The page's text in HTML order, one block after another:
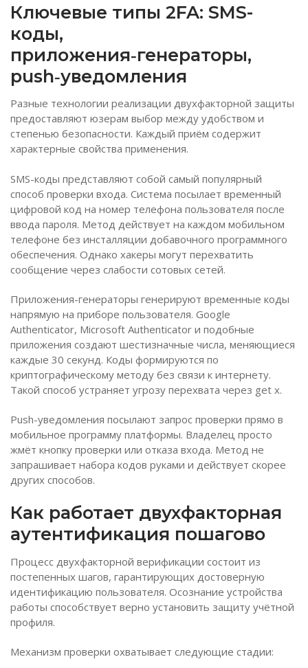
Ключевые типы 2FA: SMS-
коды,
приложения‑генераторы,
push‑уведомления
Разные технологии реализации двухфакторной защиты
предоставляют юзерам выбор между удобством и
степенью безопасности. Каждый приём содержит
характерные свойства применения.
SMS-коды представляют собой самый популярный
способ проверки входа. Система посылает временный
цифровой код на номер телефона пользователя после
ввода пароля. Метод действует на каждом мобильном
телефоне без инсталляции добавочного программного
обеспечения. Однако хакеры могут перехватить
сообщение через слабости сотовых сетей.
Приложения-генераторы генерируют временные коды
напрямую на приборе пользователя. Google
Authenticator, Microsoft Authenticator и подобные
приложения создают шестизначные числа, меняющиеся
каждые 30 секунд. Коды формируются по
криптографическому методу без связи к интернету.
Такой способ устраняет угрозу перехвата через get x.
Push-уведомления посылают запрос проверки прямо в
мобильное программу платформы. Владелец просто
жмёт кнопку проверки или отказа входа. Метод не
запрашивает набора кодов руками и действует скорее
других способов.
Как работает двухфакторная
аутентификация пошагово
Процесс двухфакторной верификации состоит из
постепенных шагов, гарантирующих достоверную
идентификацию пользователя. Осознание устройства
работы способствует верно установить защиту учётной
профиля.
Механизм проверки охватывает следующие стадии: